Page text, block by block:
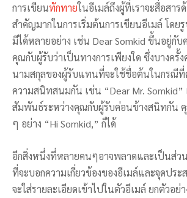
การเขียนทักทายในอีเมล์ถึงผู้ที่เราจะสื่อสาร
สำคัญมากในการเริ่มต้นการเขียนอีเมล์ โดย
มีได้หลายอย่าง เช่น Dear Somkid ขึ้นอยู่กั
คุณกับผู้รับว่าเป็นทางการเพียงใด ซึ่งบางครั้
นามสกุลของผู้รับแทนที่จะใช้ชื่อต้นในกรณีที่
ความสนิทสนมกัน เช่น “Dear Mr.
สัมพันธ์ระหว่างคุณกับผู้รับค่อนข้างสนิทกัน คุ
ๆ อย่าง “Hi Somkid,” ก็ได้
อีกสิ่งหนึ่งที่หลายคนๆอาจพลาดและเป็นส่ว
ที่จะบอกความเกี่ยวข้องของอีเมล์และจุดประ
จะใส่รายละเอียดเข้าไปในตัวอีเมล์ ยกตัวอย่